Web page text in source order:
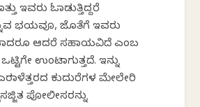
ಇವರು ಓಡಾಡುತ್ತಿದ್ದರೆ
ಭಯವೂ, ಜೊತೆಗೆ ಇವರು
ಆದರೆ ಸಹಾಯವಿದೆ ಎಂಬ
ಉಂಟಾಗುತ್ತದೆ. ಇನ್ನು
ಕುದುರೆಗಳ ಮೇಲೇರಿ
ಪೋಲೀಸರನ್ನು